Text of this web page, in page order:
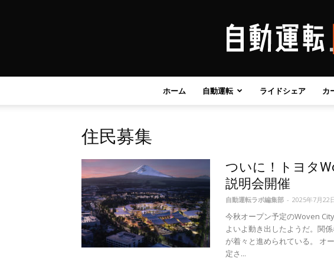
ホーム 自動運転 ライドシェア カ
住民募集
ついに！トヨタ
説明会開催
自動運転ラボ編集部 - 2025年7月22
今秋オープン予定のWoven
よいよ動き出したようだ。関
が着々と進められている。 オ
定さ...